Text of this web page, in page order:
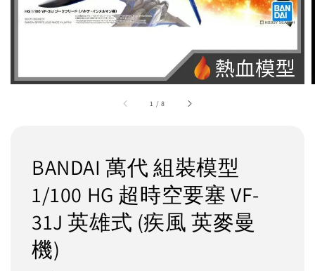
1 /8
BANDAI 萬代 組裝模型
1/100 HG 超時空要塞 VF-
31J 英雄式 (疾風 英麥曼
機)